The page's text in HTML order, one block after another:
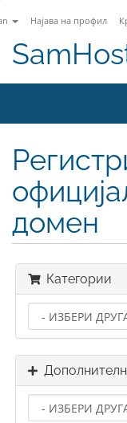
Најава на профил
домен
Категории